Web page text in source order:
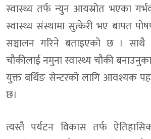
कर्णालीमा साउने संक्रान्ति पर्व २०८३
दुनैको मुहार फेर्न १५ करोडको योजना,
त्रिपुराकोटमा ५५ लाखसहित पक्राउ
डाेल्पा काइकेमा
डाेल्पा दुनै जाेड्ने भेरीनदिमाथि
स्वास्थ्य तर्फ न्युन आयस्रोत भएका
स्वास्थ्य संस्थामा सुत्केरी भए बापत
सञ्चालन गरिने बताइएको छ । साथै
चौकीलाई नमुना स्वास्थ्य चौकी
युक्त बर्थिङ सेन्टरको लागि आवश्यक
छ।
त्यस्तै पर्यटन विकास तर्फ